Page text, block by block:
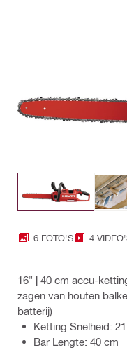
6 FOTO'S 4
16" | 40 cm accu-
zagen van houten
batterij)
Ketting Snelheid:
Bar Lengte: 40 cm